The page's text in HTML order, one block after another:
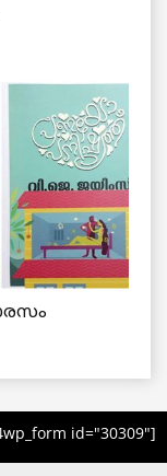
id="30309"]